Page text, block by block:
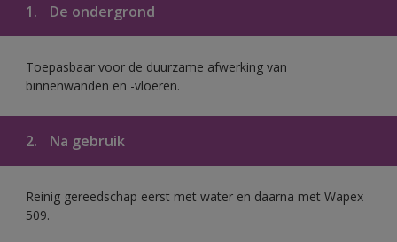
1. De ondergrond
Toepasbaar voor de duurzame afwerking van
binnenwanden en -vloeren.
2. Na gebruik
Reinig gereedschap eerst met water en daarna met Wapex
509.